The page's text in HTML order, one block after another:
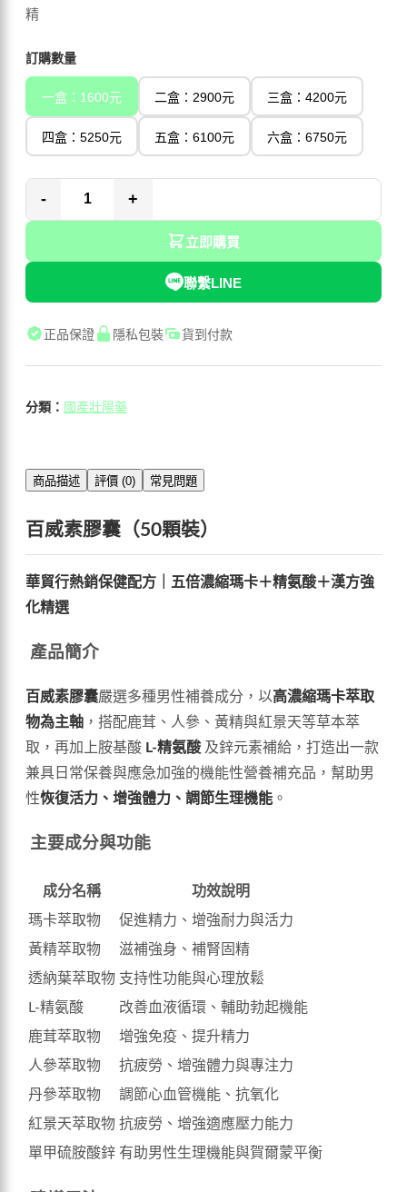
精
訂購數量
一盒：1600元 二盒：2900元 三盒：4200元
四盒：5250元 五盒：6100元 六盒：6750元
- +
立即購買
聯繫LINE
正品保證 隱私包裝 貨到付款
分類： 國產壯陽藥
商品描述 評價 (0) 常見問題
百威素膠囊（50顆裝）
華貿行熱銷保健配方｜五倍濃縮瑪卡＋精氨酸＋漢方強
化精選
產品簡介
百威素膠囊嚴選多種男性補養成分，以高濃縮瑪卡萃取
物為主軸 ，搭配鹿茸、人參、黃精與紅景天等草本萃
取，再加上胺基酸 L-精氨酸及鋅元素補給，打造出一款
兼具日常保養與應急加強的機能性營養補充品，幫助男
性恢復活力、增強體力、調節生理機能 。
主要成分與功能
成分名稱
功效說明
瑪卡萃取物
促進精力、增強耐力與活力
黃精萃取物
滋補強身、補腎固精
透納葉萃取物 支持性功能與心理放鬆
L-精氨酸
改善血液循環、輔助勃起機能
鹿茸萃取物
增強免疫、提升精力
人參萃取物
抗疲勞、增強體力與專注力
丹參萃取物
調節心血管機能、抗氧化
紅景天萃取物 抗疲勞、增強適應壓力能力
單甲硫胺酸鋅 有助男性生理機能與賀爾蒙平衡